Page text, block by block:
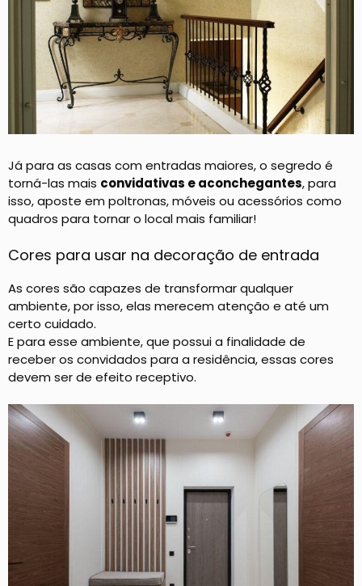
Já para as casas com entradas maiores, o segredo é
torná-las mais convidativas e aconchegantes, para
isso, aposte em poltronas, móveis ou acessórios como
quadros para tornar o local mais familiar!
Cores para usar na decoração de entrada
As cores são capazes de transformar qualquer
ambiente, por isso, elas merecem atenção e até um
certo cuidado.
E para esse ambiente, que possui a finalidade de
receber os convidados para a residência, essas cores
devem ser de efeito receptivo.